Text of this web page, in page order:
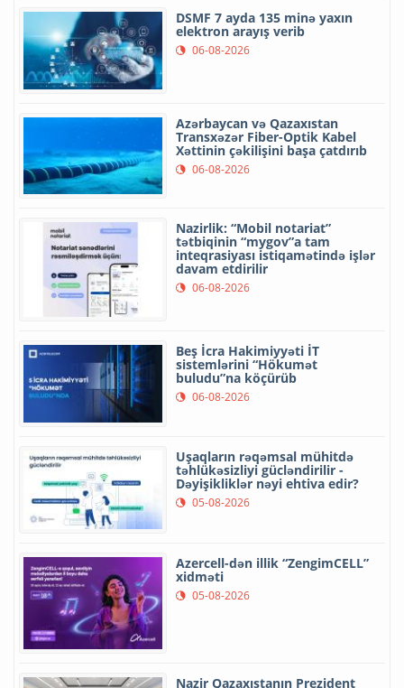
DSMF 7 ayda 135 minə yaxın
elektron arayış verib
06-08-2026
Azərbaycan və Qazaxıstan
Transxəzər Fiber-Optik Kabel
Xəttinin çəkilişini başa çatdırıb
06-08-2026
Nazirlik: “Mobil notariat”
tətbiqinin “mygov”a tam
inteqrasiyası istiqamətində işlər
davam etdirilir
06-08-2026
Beş İcra Hakimiyyəti İT
sistemlərini “Hökumət
buludu”na köçürüb
06-08-2026
Uşaqların rəqəmsal mühitdə
təhlükəsizliyi gücləndirilir -
Dəyişikliklər nəyi ehtiva edir?
05-08-2026
Azercell-dən illik “ZengimCELL”
xidməti
05-08-2026
Nazir Qazaxıstanın Prezident